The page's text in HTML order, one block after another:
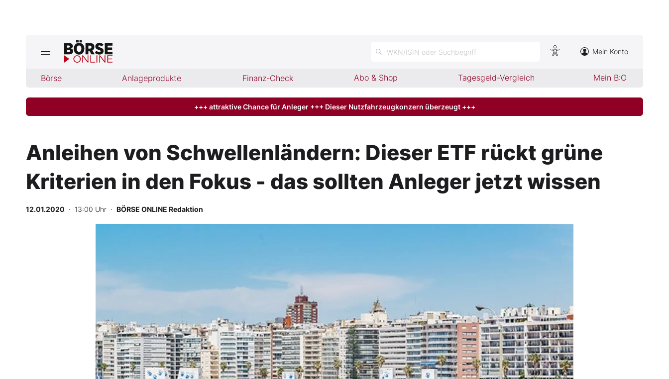
WKN/ISIN oder Suchbegriff Mein Konto
Börse Anlageprodukte Finanz-Check Abo & Shop Tagesgeld-Vergleich Mein B:O
Jetzt aktuelle Ausgabe BÖRSE ONLINE lesen
Finanz-Check
Abo & Shop
BO-Musterdepots
Folgen Sie uns
Kontakt
+++ attraktive Chance für Anleger +++ Dieser Nutzfahrzeugkonzern überzeugt +++
Anleihen von Schwellenländern: Dieser ETF rückt grüne
Kriterien in den Fokus - das sollten Anleger jetzt wissen
12.01.2020 · 13:00 Uhr · BÖRSE ONLINE Redaktion